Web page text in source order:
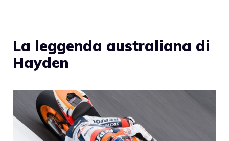
La leggenda australiana di
Hayden